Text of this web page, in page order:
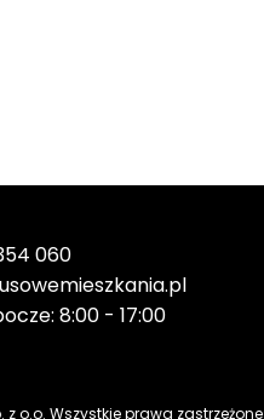
060
8:00 - 17:00
o.o. Wszystkie prawa zastrzeżone